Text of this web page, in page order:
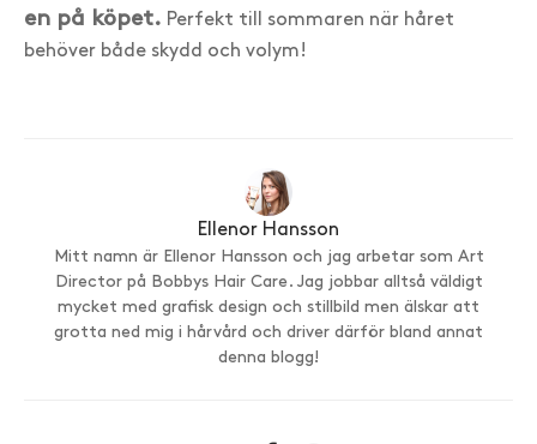
en på köpet. Perfekt till sommaren när håret
behöver både skydd och volym!
Ellenor Hansson
Mitt namn är Ellenor Hansson och jag arbetar som Art
Director på Bobbys Hair Care. Jag jobbar alltså väldigt
mycket med grafisk design och stillbild men älskar att
grotta ned mig i hårvård och driver därför bland annat
denna blogg!